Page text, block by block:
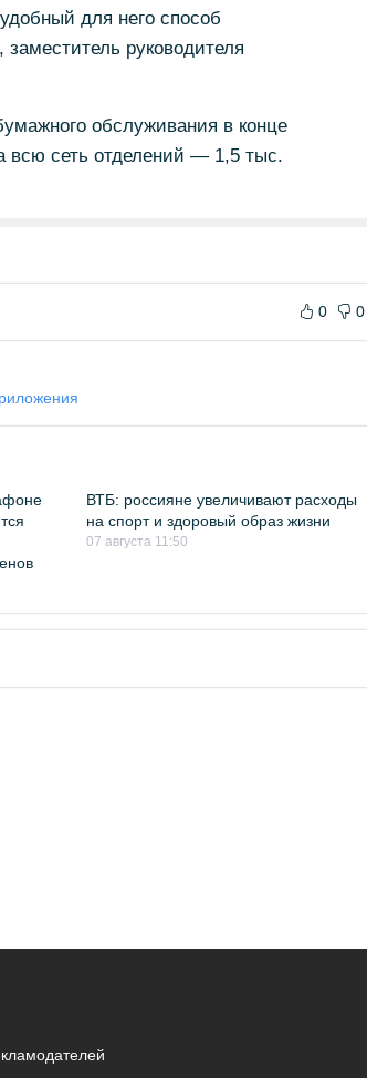
для него способ
руководителя
обслуживания в конце
всю сеть отделений — 1,5 тыс.
0 0
ВТБ: россияне увеличивают расходы
на спорт и здоровый образ жизни
07 августа 11:50